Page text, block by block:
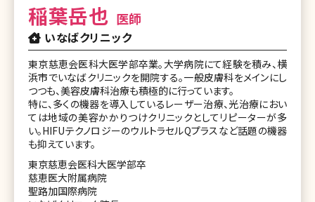
稲葉岳也 医師
いなばクリニック
東京慈恵会医科大医学部卒業。大学病院にて経験を積み、横
浜市でいなばクリニックを開院する。一般皮膚科をメインにし
つつも、美容皮膚科治療も積極的に行っています。
特に、多くの機器を導入しているレーザー治療、光治療におい
ては地域の美容かかりつけクリニックとしてリピーターが多
い。HIFUテクノロジーのウルトラセルQプラスなど話題の機器
も抑えています。
東京慈恵会医科大医学部卒
慈恵医大附属病院
聖路加国際病院